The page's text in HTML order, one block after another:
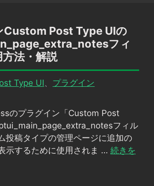
Custom Post Type UIの
フィ
法・解説
Type UI プラグイン
のプラグイン「Custom Post
フィル
投稿タイプの管理ページに追加の
示するために使用されま … 続きを